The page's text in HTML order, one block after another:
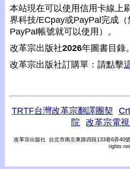
本站現在可以使用信用卡線上
界科技/ECpay或PayPal完成
PayPal帳號就可以使用）。
改革宗出版社2026年圖書目錄
改革宗出版社訂購單：請點擊
TRTF台灣改革宗翻譯團契
院
改革宗電
改革宗出版社 台北市南京東路四段133巷6弄40
rights